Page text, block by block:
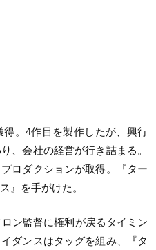
。4作目を製作したが、興行
、会社の経営が行き詰まる。
ロダクションが取得。『ター
』を手がけた。
ン監督に権利が戻るタイミン
ダンスはタッグを組み、『タ